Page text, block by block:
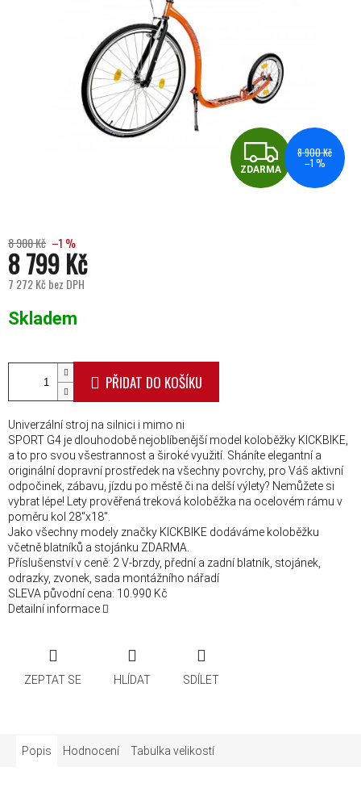
ZDARMA
8 900 Kč
–1 %
8 900 Kč –1 %
8 799 Kč
7 272 Kč bez DPH
Skladem
PŘIDAT DO KOŠÍKU
Univerzální stroj na silnici i mimo ni
SPORT G4 je dlouhodobě nejoblíbenější model koloběžky KICKBIKE,
a to pro svou všestrannost a široké využití. Sháníte elegantní a
originální dopravní prostředek na všechny povrchy, pro Váš aktivní
odpočinek, zábavu, jízdu po městě či na delší výlety? Nemůžete si
vybrat lépe! Lety prověřená treková koloběžka na ocelovém rámu v
poměru kol 28"x18".
Jako všechny modely značky KICKBIKE dodáváme koloběžku
včetně blatníků a stojánku ZDARMA.
Příslušenství v ceně: 2 V-brzdy, přední a zadní blatník, stojánek,
odrazky, zvonek, sada montážního nářadí
SLEVA původní cena: 10.990 Kč
Detailní informace
ZEPTAT SE HLÍDAT SDÍLET
Popis Hodnocení Tabulka velikostí